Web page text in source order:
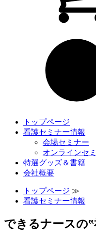
トップページ
看護セミナー情報
会場セミナー
オンラインセ
特選グッズ＆書籍
会社概要
トップページ ≫
看護セミナー情報
できるナースの